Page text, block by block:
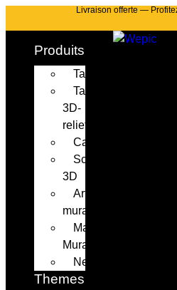
Livraison offerte —
Produits
Tableaux
Tableaux
3D-
relief
Cadeaux
Sculptures
3D
Art
mural
Masques
Muraux
Neon
Themes